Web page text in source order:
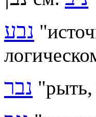
נבע "
נבר "